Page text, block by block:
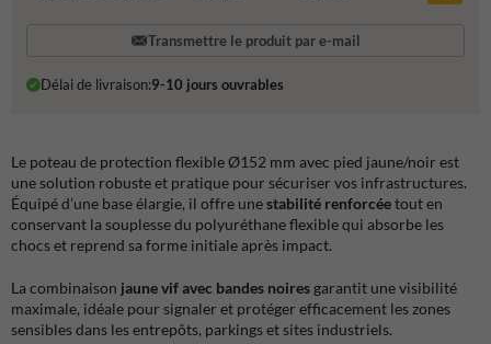
Transmettre le produit par e-mail
Délai de livraison:9-10 jours ouvrables
Le poteau de protection flexible Ø152 mm avec pied jaune/noir est
une solution robuste et pratique pour sécuriser vos infrastructures.
Équipé d’une base élargie, il offre unestabilité renforcéetout en
conservant la souplesse du polyuréthane flexible qui absorbe les
chocs et reprend sa forme initiale après impact.
La combinaison jaune vif avec bandes noires garantit une visibilité
maximale, idéale pour signaler et protéger efficacement les zones
sensibles dans les entrepôts, parkings et sites industriels.